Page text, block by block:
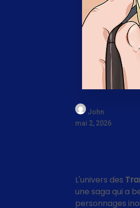
John
mai 2, 2026
L'univers des
une saga qui a
personnages